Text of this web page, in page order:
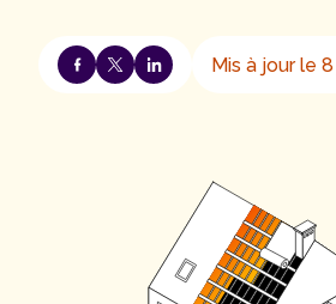
Mis à jour le